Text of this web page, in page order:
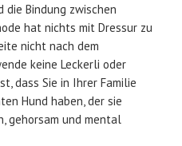
die Bindung zwischen
hat nichts mit Dressur zu
nicht nach dem
keine Leckerli oder
dass Sie in Ihrer Familie
Hund haben, der sie
gehorsam und mental